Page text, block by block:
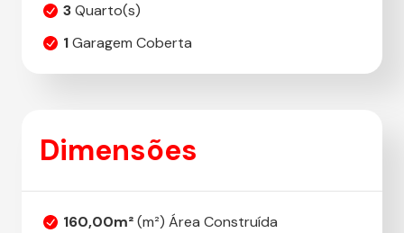
3Quarto(s)
1Garagem Coberta
Dimensões
160,00m²(m²) Área Construída